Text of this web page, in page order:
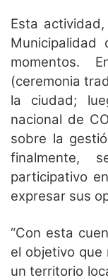
Esta
momentos.
(ceremonia
la ciudad;
nacional de
sobre la
finalmente,
participativo
expresar sus
“Con esta
el objetivo que
un territorio